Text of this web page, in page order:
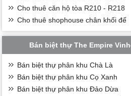
Cho thuê căn hộ tòa R210 - R218
Cho thuê shophouse chân khối đế
Bán biệt thự The Empire
Bán biệt thự phân khu Chà Là
Bán biệt thự phân khu Cọ Xanh
Bán biệt thự phân khu Đảo Dừa